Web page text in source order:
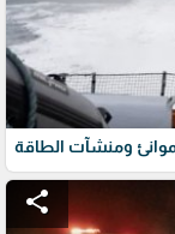
ومنشآت الطاقة
share